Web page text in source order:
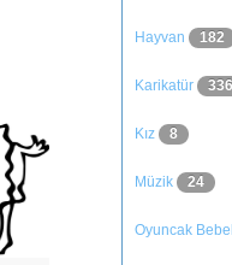
Hayvan 182
Karikatür 336
Kız 8
Müzik 24
Oyuncak